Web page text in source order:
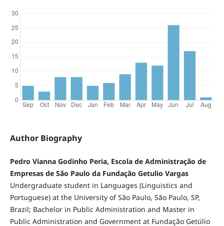
Author Biography
Pedro Vianna Godinho Peria, Escola de Administração de
Empresas de São Paulo da Fundação Getulio Vargas
Undergraduate student in Languages (Linguistics and
Portuguese) at the University of São Paulo, São Paulo, SP,
Brazil; Bachelor in Public Administration and Master in
Public Administration and Government at Fundação Getúlio